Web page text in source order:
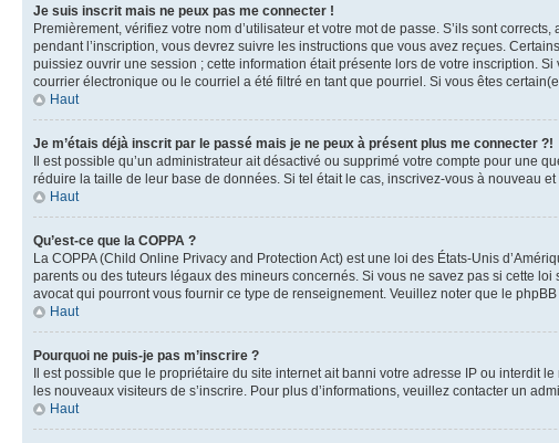
Je suis inscrit mais ne peux pas me connecter !
Premièrement, vérifiez votre nom d’utilisateur et votre mot de passe. S’ils sont
pendant l’inscription, vous devrez suivre les instructions que vous avez reçues.
puissiez ouvrir une session ; cette information était présente lors de votre inscription.
courrier électronique ou le courriel a été filtré en tant que pourriel. Si vous êtes
Haut
Je m’étais déjà inscrit par le passé mais je ne peux à présent plus me connecter ?!
Il est possible qu’un administrateur ait désactivé ou supprimé votre compte pour une
réduire la taille de leur base de données. Si tel était le cas, inscrivez-vous à nouveau
Haut
Qu’est-ce que la COPPA ?
La COPPA (Child Online Privacy and Protection Act) est une loi des États-Unis
parents ou des tuteurs légaux des mineurs concernés. Si vous ne savez pas si cette
avocat qui pourront vous fournir ce type de renseignement. Veuillez noter que le
Haut
Pourquoi ne puis-je pas m’inscrire ?
Il est possible que le propriétaire du site internet ait banni votre adresse IP ou interdit
les nouveaux visiteurs de s’inscrire. Pour plus d’informations, veuillez contacter un
Haut